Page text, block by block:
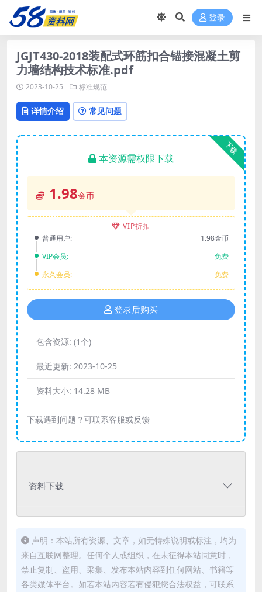
登录
JGJT430-2018装配式环筋扣合锚接混凝土剪
力墙结构技术标准.pdf
2023-10-25 标准规范
详情介绍 常见问题
下载
本资源需权限下载
1.98金币
VIP折扣
普通用户:
1.98金币
VIP会员:
免费
永久会员:
免费
登录后购买
包含资源: (1个)
最近更新: 2023-10-25
资料大小: 14.28 MB
下载遇到问题？可联系客服或反馈
资料下载
声明：本站所有资源、文章，如无特殊说明或标注，均为
来自互联网整理。任何个人或组织，在未征得本站同意时，
禁止复制、盗用、采集、发布本站内容到任何网站、书籍等
各类媒体平台。如若本站内容若有侵犯您合法权益，可联系